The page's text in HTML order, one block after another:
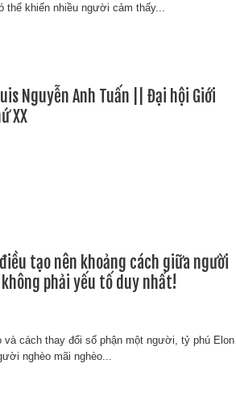
khiến nhiều người cảm thấy...
Nguyễn Anh Tuấn || Đại hội Giới
XX
tạo nên khoảng cách giữa người
phải yếu tố duy nhất!
và cách thay đổi số phận một người, tỷ phú Elon
nghèo mãi nghèo...